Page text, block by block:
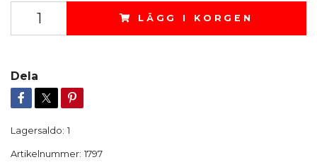
LÄGG I KORGEN
Dela
Lagersaldo: 1
Artikelnummer: 1797